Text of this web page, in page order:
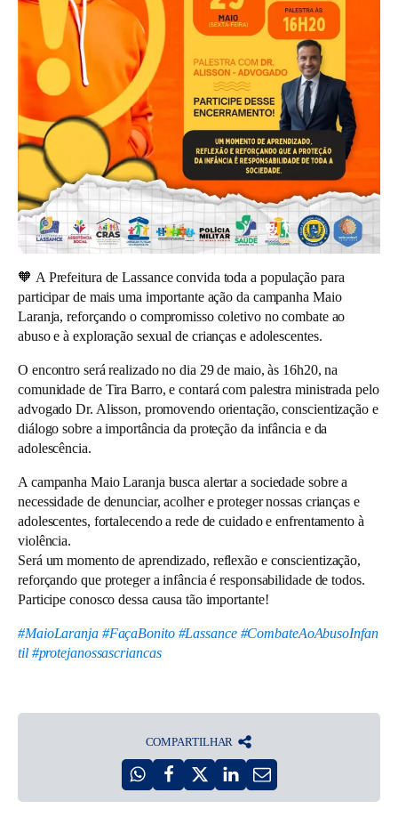
🧡 A Prefeitura de Lassance convida toda a população para
participar de mais uma importante ação da campanha Maio
Laranja, reforçando o compromisso coletivo no combate ao
abuso e à exploração sexual de crianças e adolescentes.
O encontro será realizado no dia 29 de maio, às 16h20, na
comunidade de Tira Barro, e contará com palestra ministrada pelo
advogado Dr. Alisson, promovendo orientação, conscientização e
diálogo sobre a importância da proteção da infância e da
adolescência.
A campanha Maio Laranja busca alertar a sociedade sobre a
necessidade de denunciar, acolher e proteger nossas crianças e
adolescentes, fortalecendo a rede de cuidado e enfrentamento à
violência.
Será um momento de aprendizado, reflexão e conscientização,
reforçando que proteger a infância é responsabilidade de todos.
Participe conosco dessa causa tão importante!
#MaioLaranja #FaçaBonito #Lassance #CombateAoAbusoInfan
til #protejanossascriancas
COMPARTILHAR